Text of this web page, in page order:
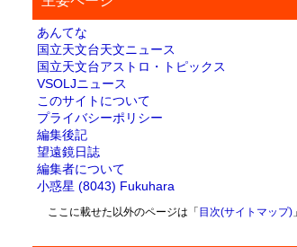
あんてな
国立天文台天文ニュース
国立天文台アストロ・トピックス
VSOLJニュース
このサイトについて
プライバシーポリシー
編集後記
望遠鏡日誌
編集者について
小惑星 (8043) Fukuhara
ここに載せた以外のページは「 目次(サイトマップ)